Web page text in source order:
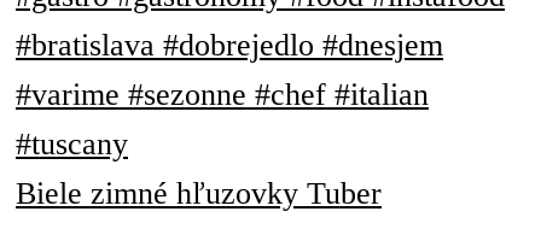
Biele zimné hľuzovky Tuber